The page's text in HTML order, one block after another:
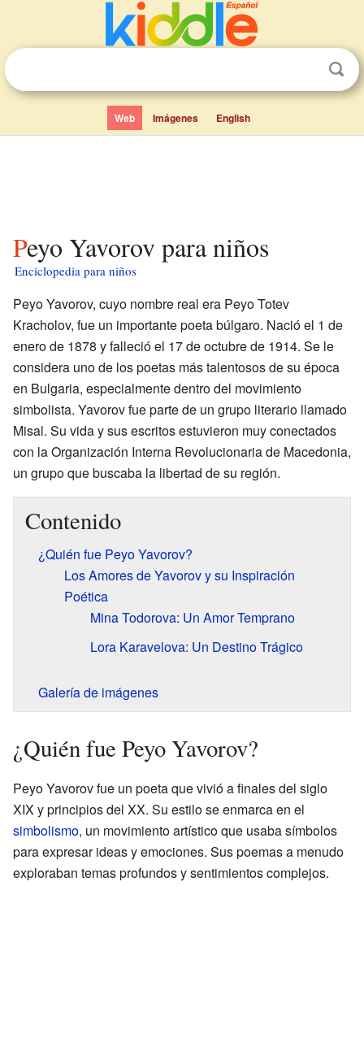
Web Imágenes English
Peyo Yavorov para niños
Enciclopedia para niños
Peyo Yavorov, cuyo nombre real era Peyo Totev
Kracholov, fue un importante poeta búlgaro. Nació el 1 de
enero de 1878 y falleció el 17 de octubre de 1914. Se le
considera uno de los poetas más talentosos de su época
en Bulgaria, especialmente dentro del movimiento
simbolista. Yavorov fue parte de un grupo literario llamado
Misal. Su vida y sus escritos estuvieron muy conectados
con la Organización Interna Revolucionaria de Macedonia,
un grupo que buscaba la libertad de su región.
Contenido
¿Quién fue Peyo Yavorov?
Los Amores de Yavorov y su Inspiración
Poética
Mina Todorova: Un Amor Temprano
Lora Karavelova: Un Destino Trágico
Galería de imágenes
¿Quién fue Peyo Yavorov?
Peyo Yavorov fue un poeta que vivió a finales del siglo
XIX y principios del XX. Su estilo se enmarca en el
simbolismo, un movimiento artístico que usaba símbolos
para expresar ideas y emociones. Sus poemas a menudo
exploraban temas profundos y sentimientos complejos.